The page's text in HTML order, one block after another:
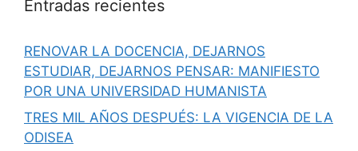
Entradas recientes
RENOVAR LA DOCENCIA, DEJARNOS
ESTUDIAR, DEJARNOS PENSAR: MANIFIESTO
POR UNA UNIVERSIDAD HUMANISTA
TRES MIL AÑOS DESPUÉS: LA VIGENCIA DE LA
ODISEA